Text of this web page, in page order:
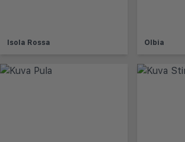
Isola Rossa Olbia